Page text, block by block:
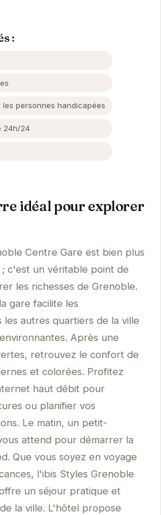
:
les personnes handicapées
24h/24
idéal pour explorer
Centre Gare est bien plus
c'est un véritable point de
les richesses de Grenoble.
gare facilite les
les autres quartiers de la ville
Après une
retrouvez le confort de
et colorées. Profitez
haut débit pour
ou planifier vos
Le matin, un petit-
attend pour démarrer la
Que vous soyez en voyage
l'ibis Styles Grenoble
un séjour pratique et
la ville. L'hôtel propose